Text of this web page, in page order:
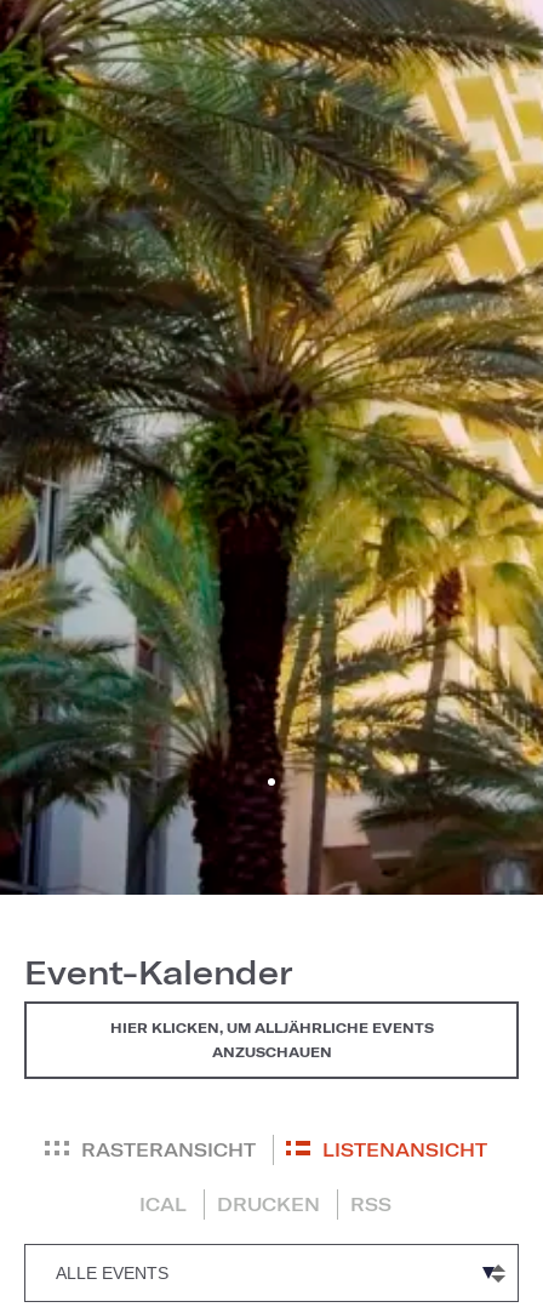
Event-Kalender
HIER KLICKEN, UM ALLJÄHRLICHE EVENTS
ANZUSCHAUEN
RASTERANSICHT LISTENANSICHT
ICAL DRUCKEN RSS